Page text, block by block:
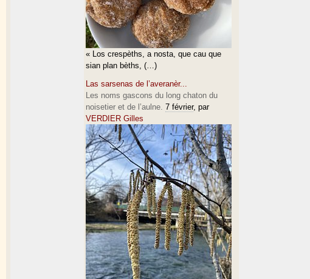
« Los crespèths, a nosta, que cau que
sian plan bèths, (…)
Las sarsenas de l’averanèr...
Les noms gascons du long chaton du
noisetier et de l’aulne. 7 février, par
VERDIER Gilles